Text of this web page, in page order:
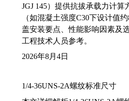
JGJ 145）提供抗拔承载力计算
（如混凝土强度C30下设计值
盖安装要点、性能影响因素及
工程技术人员参考。
2026年8月4日
1/4-36UNS-2A螺纹标准尺寸